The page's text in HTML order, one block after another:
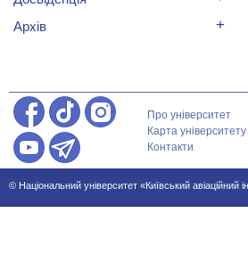
Архів +
Про університет
Карта університету
Контакти
© Національний університет «Київський авіаційний